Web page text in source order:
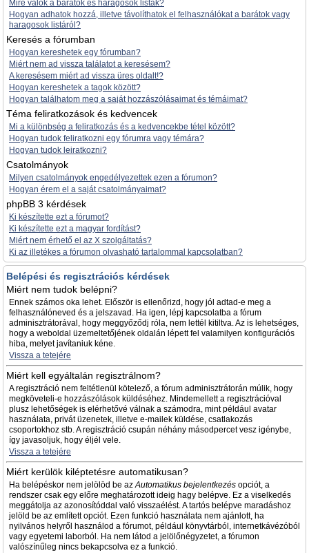
Mire valók a barátok és haragosok listák?
Hogyan adhatok hozzá, illetve távolíthatok el felhasználókat a barátok vagy
haragosok listáról?
Keresés a fórumban
Hogyan kereshetek egy fórumban?
Miért nem ad vissza találatot a keresésem?
A keresésem miért ad vissza üres oldalt!?
Hogyan kereshetek a tagok között?
Hogyan találhatom meg a saját hozzászólásaimat és témáimat?
Téma feliratkozások és kedvencek
Mi a különbség a feliratkozás és a kedvencekbe tétel között?
Hogyan tudok feliratkozni egy fórumra vagy témára?
Hogyan tudok leiratkozni?
Csatolmányok
Milyen csatolmányok engedélyezettek ezen a fórumon?
Hogyan érem el a saját csatolmányaimat?
phpBB 3 kérdések
Ki készítette ezt a fórumot?
Ki készítette ezt a magyar fordítást?
Miért nem érhető el az X szolgáltatás?
Ki az illetékes a fórumon olvasható tartalommal kapcsolatban?
Belépési és regisztrációs kérdések
Miért nem tudok belépni?
Ennek számos oka lehet. Először is ellenőrizd, hogy jól adtad-e meg a
felhasználóneved és a jelszavad. Ha igen, lépj kapcsolatba a fórum
adminisztrátorával, hogy meggyőződj róla, nem lettél kitiltva. Az is lehetséges,
hogy a weboldal üzemeltetőjének oldalán lépett fel valamilyen konfigurációs
hiba, melyet javítaniuk kéne.
Vissza a tetejére
Miért kell egyáltalán regisztrálnom?
A regisztráció nem feltétlenül kötelező, a fórum adminisztrátorán múlik, hogy
megköveteli-e hozzászólások küldéséhez. Mindemellett a regisztrációval
plusz lehetőségek is elérhetővé válnak a számodra, mint például avatar
használata, privát üzenetek, illetve e-mailek küldése, csatlakozás
csoportokhoz stb. A regisztráció csupán néhány másodpercet vesz igénybe,
így javasoljuk, hogy éljél vele.
Vissza a tetejére
Miért kerülök kiléptetésre automatikusan?
Ha belépéskor nem jelölöd be azAutomatikus bejelentkezés opciót, a
rendszer csak egy előre meghatározott ideig hagy belépve. Ez a viselkedés
meggátolja az azonosítóddal való visszaélést. A tartós belépve maradáshoz
jelöld be az említett opciót. Ezen funkció használata nem ajánlott, ha
nyilvános helyről használod a fórumot, például könyvtárból, internetkávézóból
vagy egyetemi laborból. Ha nem látod a jelölőnégyzetet, a fórumon
valószínűleg nincs bekapcsolva ez a funkció.